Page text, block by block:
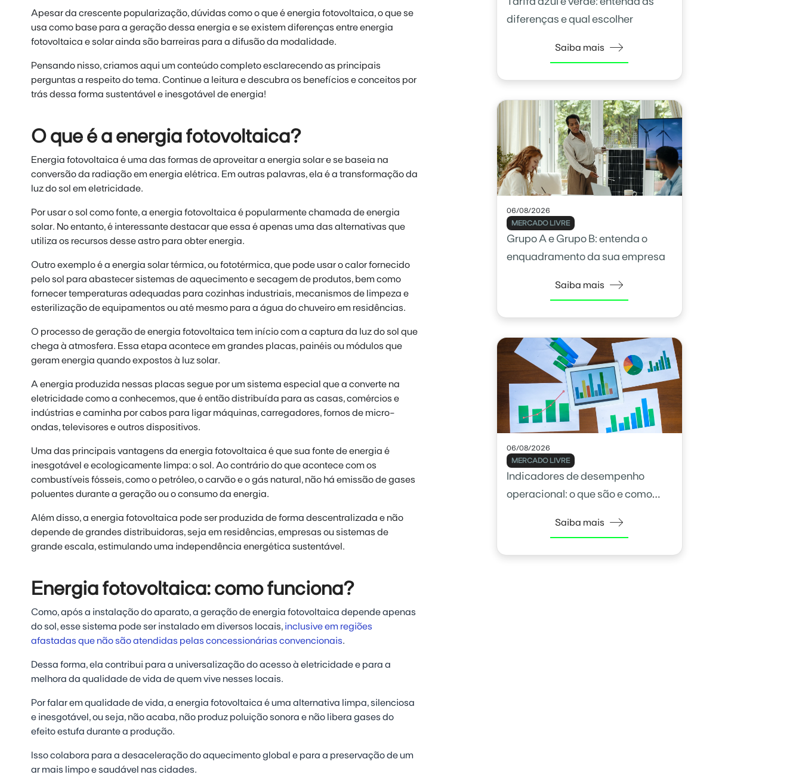
Apesar da crescente popularização, dúvidas como o que é energia fotovoltaica, o que se
usa como base para a geração dessa energia e se existem diferenças entre energia
fotovoltaica e solar ainda são barreiras para a difusão da modalidade.
Pensando nisso, criamos aqui um conteúdo completo esclarecendo as principais
perguntas a respeito do tema. Continue a leitura e descubra os benefícios e conceitos por
trás dessa forma sustentável e inesgotável de energia!
O que é a energia fotovoltaica?
Energia fotovoltaica é uma das formas de aproveitar a energia solar e se baseia na
conversão da radiação em energia elétrica. Em outras palavras, ela é a transformação da
luz do sol em eletricidade.
Por usar o sol como fonte, a energia fotovoltaica é popularmente chamada de energia
solar. No entanto, é interessante destacar que essa é apenas uma das alternativas que
utiliza os recursos desse astro para obter energia.
Outro exemplo é a energia solar térmica, ou fototérmica, que pode usar o calor fornecido
pelo sol para abastecer sistemas de aquecimento e secagem de produtos, bem como
fornecer temperaturas adequadas para cozinhas industriais, mecanismos de limpeza e
esterilização de equipamentos ou até mesmo para a água do chuveiro em residências.
O processo de geração de energia fotovoltaica tem início com a captura da luz do sol que
chega à atmosfera. Essa etapa acontece em grandes placas, painéis ou módulos que
geram energia quando expostos à luz solar.
A energia produzida nessas placas segue por um sistema especial que a converte na
eletricidade como a conhecemos, que é então distribuída para as casas, comércios e
indústrias e caminha por cabos para ligar máquinas, carregadores, fornos de micro-
ondas, televisores e outros dispositivos.
Uma das principais vantagens da energia fotovoltaica é que sua fonte de energia é
inesgotável e ecologicamente limpa: o sol. Ao contrário do que acontece com os
combustíveis fósseis, como o petróleo, o carvão e o gás natural, não há emissão de gases
poluentes durante a geração ou o consumo da energia.
Além disso, a energia fotovoltaica pode ser produzida de forma descentralizada e não
depende de grandes distribuidoras, seja em residências, empresas ou sistemas de
grande escala, estimulando uma independência energética sustentável.
Energia fotovoltaica: como funciona?
Como, após a instalação do aparato, a geração de energia fotovoltaica depende apenas
do sol, esse sistema pode ser instalado em diversos locais, inclusive em regiões
afastadas que não são atendidas pelas concessionárias convencionais.
Dessa forma, ela contribui para a universalização do acesso à eletricidade e para a
melhora da qualidade de vida de quem vive nesses locais.
Por falar em qualidade de vida, a energia fotovoltaica é uma alternativa limpa, silenciosa
e inesgotável, ou seja, não acaba, não produz poluição sonora e não libera gases do
efeito estufa durante a produção.
Isso colabora para a desaceleração do aquecimento global e para a preservação de um
ar mais limpo e saudável nas cidades.
diferenças e qual escolher
Saiba mais
06/08/2026
MERCADO LIVRE
Grupo A e Grupo B: entenda o
enquadramento da sua empresa
Saiba mais
06/08/2026
MERCADO LIVRE
Indicadores de desempenho
operacional: o que são e como
Saiba mais